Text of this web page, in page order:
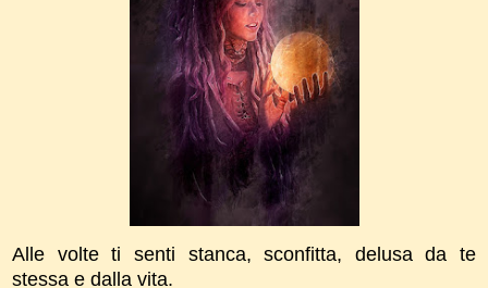
Alle volte ti senti stanca, sconfitta, delusa da te
stessa e dalla vita.